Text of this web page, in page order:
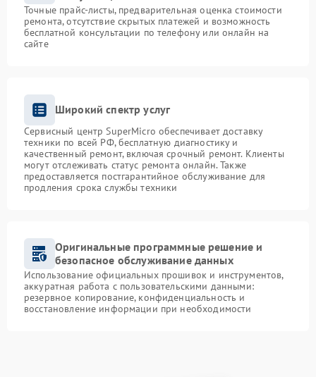
Точные прайс-листы, предварительная оценка стоимости
ремонта, отсутствие скрытых платежей и возможность
бесплатной консультации по телефону или онлайн на
сайте
Широкий спектр услуг
Сервисный центр SuperMicro обеспечивает доставку
техники по всей РФ, бесплатную диагностику и
качественный ремонт, включая срочный ремонт. Клиенты
могут отслеживать статус ремонта онлайн. Также
предоставляется постгарантийное обслуживание для
продления срока службы техники
Оригинальные программные решение и
безопасное обслуживание данных
Использование официальных прошивок и инструментов,
аккуратная работа с пользовательскими данными:
резервное копирование, конфиденциальность и
восстановление информации при необходимости